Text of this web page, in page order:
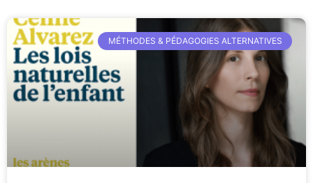
MÉTHODES & PÉDAGOGIES ALTERNATIVES